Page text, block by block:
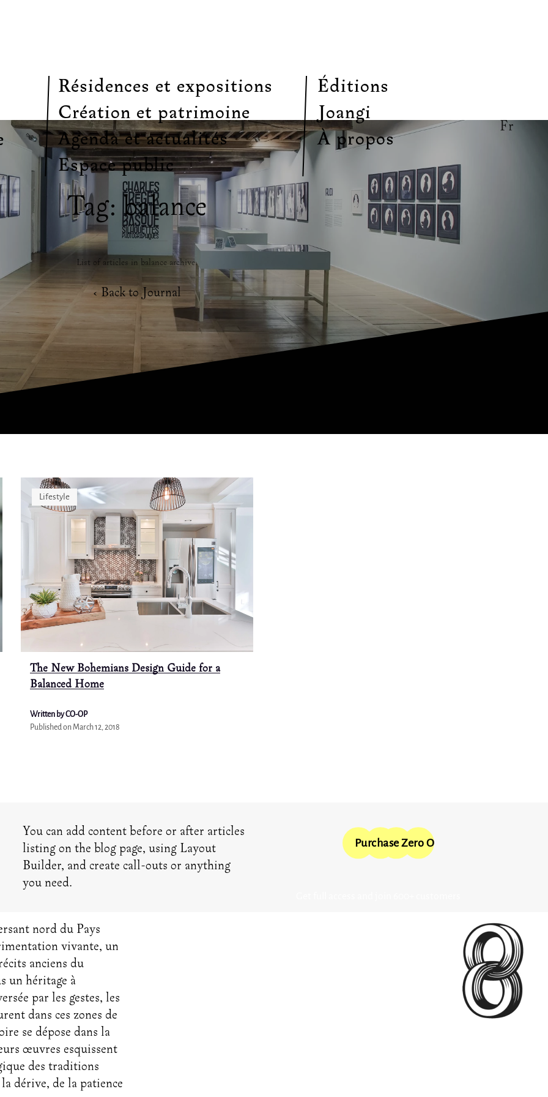
Résidences et expositions
Éditions
Création et patrimoine
Joangi
Agenda et actualités
À propos
Espace public
Fr
Tag: balance
List of articles in balance archive.
‹ Back to Journal
Lifestyle
The New Bohemians Design Guide for a
Balanced Home
Written by CO-OP
Published on March 12, 2018
You can add content before or after articles
listing on the blog page, using Layout
Builder, and create call-outs or anything
you need.
Purchase Zero One
nord du Pays
vivante, un
anciens du
un héritage à
par les gestes, les
dans ces zones de
se dépose dans la
œuvres esquissent
des traditions
dérive, de la patience